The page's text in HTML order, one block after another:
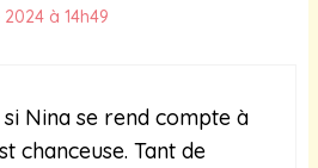
à 14h49
Nina se rend compte à
chanceuse. Tant de